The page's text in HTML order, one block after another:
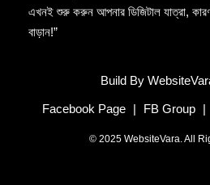
এখনই শুরু করুন আপনার ডিজিটাল যাত্রা,
বাড়ান!”
Build By
Facebook Page | FB Group |
© 2025 WebsiteVara. All